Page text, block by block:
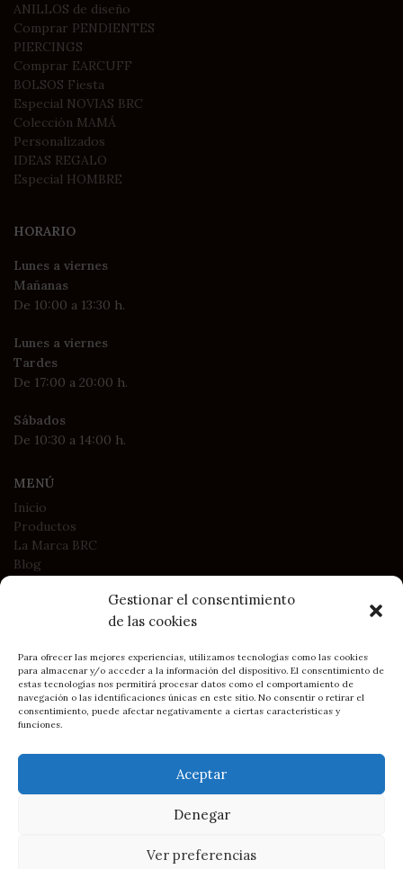
Gestionar el consentimiento
de las cookies
Para ofrecer las mejores experiencias, utilizamos tecnologías como las cookies
para almacenar y/o acceder a la información del dispositivo. El consentimiento de
estas tecnologías nos permitirá procesar datos como el comportamiento de
navegación o las identificaciones únicas en este sitio. No consentir o retirar el
consentimiento, puede afectar negativamente a ciertas características y
funciones.
Aceptar
Denegar
Ver preferencias
ANILLOS de diseño
Comprar PENDIENTES
PIERCINGS
Comprar EARCUFF
BOLSOS Fiesta
Especial NOVIAS BRC
Colección MAMÁ
Personalizados
IDEAS REGALO
Especial HOMBRE
HORARIO
Lunes a viernes
Mañanas
De 10:00 a 13:30 h.
Lunes a viernes
Tardes
De 17:00 a 20:00 h.
Sábados
De 10:30 a 14:00 h.
MENÚ
Inicio
Productos
La Marca BRC
Blog
Política de Privacidad
Política de Cookies
Condiciones generales de contratación y compra
Soluciones Web y e-commerce
Cómo llegar: BRC en Gijón
incluido
disponibles